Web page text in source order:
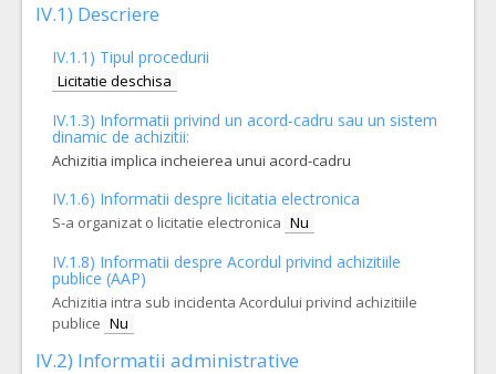
IV.1) Descriere
IV.1.1) Tipul procedurii
Licitatie deschisa
IV.1.3) Informatii privind un acord-cadru sau un sistem
dinamic de achizitii:
Achizitia implica incheierea unui acord-cadru
IV.1.6) Informatii despre licitatia electronica
S-a organizat o licitatie electronica Nu
IV.1.8) Informatii despre Acordul privind achizitiile
publice (AAP)
Achizitia intra sub incidenta Acordului privind achizitiile
publice Nu
IV.2) Informatii administrative